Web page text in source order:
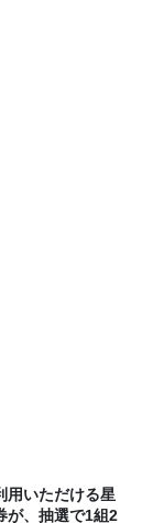
用いただける星
が、抽選で1組2